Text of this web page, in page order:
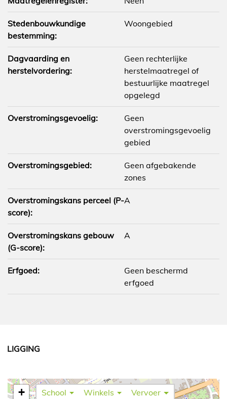
Stedenbouwkundige
bestemming:
Woongebied
Dagvaarding en
herstelvordering:
Geen rechterlijke
herstelmaatregel of
bestuurlijke maatregel
opgelegd
Overstromingsgevoelig:
Geen
overstromingsgevoelig
gebied
Overstromingsgebied:
Geen afgebakende
zones
Overstromingskans perceel (P-
score):
A
Overstromingskans gebouw
(G-score):
A
Erfgoed:
Geen beschermd
erfgoed
LIGGING
+
School Winkels Vervoer